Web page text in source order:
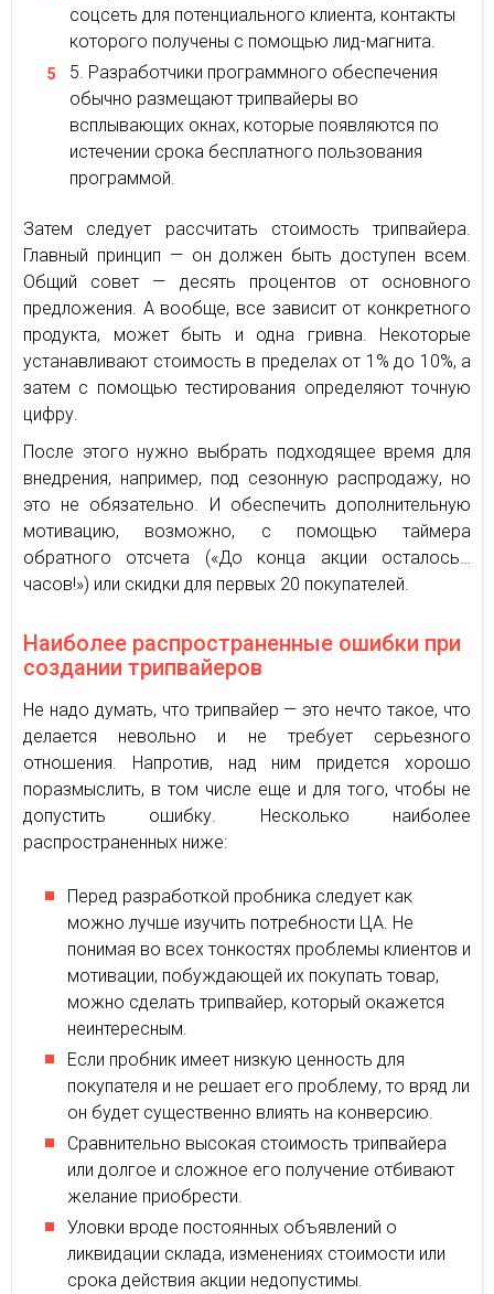
соцсеть для потенциального клиента, контакты
которого получены с помощью лид-магнита.
Разработчики программного обеспечения
обычно размещают трипвайеры во
всплывающих окнах, которые появляются по
истечении срока бесплатного пользования
программой.
Затем следует рассчитать стоимость трипвайера.
Главный принцип — он должен быть доступен всем.
Общий совет — десять процентов от основного
предложения. А вообще, все зависит от конкретного
продукта, может быть и одна гривна. Некоторые
устанавливают стоимость в пределах от 1% до 10%, а
затем с помощью тестирования определяют точную
цифру.
После этого нужно выбрать подходящее время для
внедрения, например, под сезонную распродажу, но
это не обязательно. И обеспечить дополнительную
мотивацию, возможно, с помощью таймера
обратного отсчета («До конца акции осталось…
часов!») или скидки для первых 20 покупателей.
Наиболее распространенные ошибки при
создании трипвайеров
Не надо думать, что трипвайер — это нечто такое, что
делается невольно и не требует серьезного
отношения. Напротив, над ним придется хорошо
поразмыслить, в том числе еще и для того, чтобы не
допустить ошибку. Несколько наиболее
распространенных ниже:
Перед разработкой пробника следует как
можно лучше изучить потребности ЦА. Не
понимая во всех тонкостях проблемы клиентов и
мотивации, побуждающей их покупать товар,
можно сделать трипвайер, который окажется
неинтересным.
Если пробник имеет низкую ценность для
покупателя и не решает его проблему, то вряд ли
он будет существенно влиять на конверсию.
Сравнительно высокая стоимость трипвайера
или долгое и сложное его получение отбивают
желание приобрести.
Уловки вроде постоянных объявлений о
ликвидации склада, изменениях стоимости или
срока действия акции недопустимы.